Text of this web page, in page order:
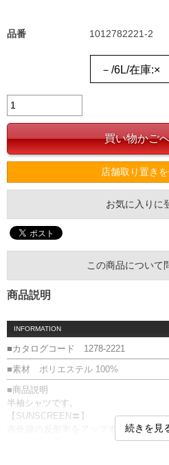
品番 1012782221-2
店舗取り置き
お気に入りに
この商品について
商品説明
INFORMATION
■カタログコード 1278-2221
■素材 ポリエステル 100%
■商品説明
半袖シャツです。
【SUNSCREEN〓】
赤外線の反射率をアップすることで太
内の温度上昇を抑えるクーリング機能
続きを見